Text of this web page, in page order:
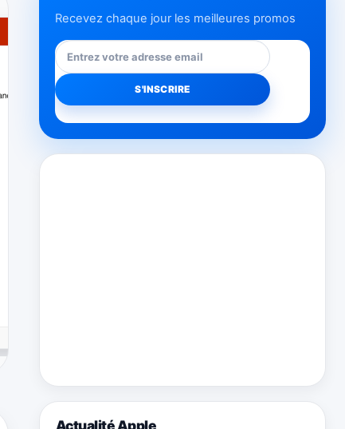
Recevez chaque jour les meilleures promos
Actualité Apple